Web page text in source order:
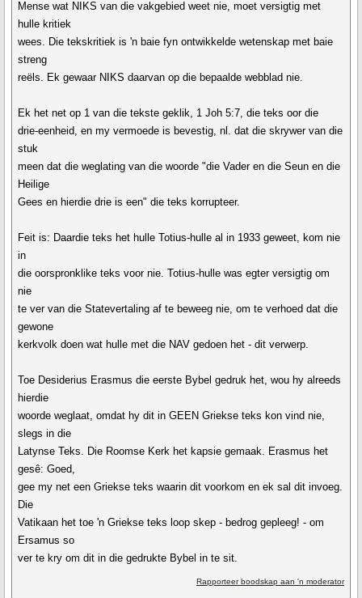
Mense wat NIKS van die vakgebied weet nie, moet versigtig met
hulle kritiek
wees. Die tekskritiek is 'n baie fyn ontwikkelde wetenskap met baie
streng
reëls. Ek gewaar NIKS daarvan op die bepaalde webblad nie.
Ek het net op 1 van die tekste geklik, 1 Joh 5:7, die teks oor die
drie-eenheid, en my vermoede is bevestig, nl. dat die skrywer van die
stuk
meen dat die weglating van die woorde "die Vader en die Seun en die
Heilige
Gees en hierdie drie is een" die teks korrupteer.
Feit is: Daardie teks het hulle Totius-hulle al in 1933 geweet, kom nie
in
die oorspronklike teks voor nie. Totius-hulle was egter versigtig om
nie
te ver van die Statevertaling af te beweeg nie, om te verhoed dat die
gewone
kerkvolk doen wat hulle met die NAV gedoen het - dit verwerp.
Toe Desiderius Erasmus die eerste Bybel gedruk het, wou hy alreeds
hierdie
woorde weglaat, omdat hy dit in GEEN Griekse teks kon vind nie,
slegs in die
Latynse Teks. Die Roomse Kerk het kapsie gemaak. Erasmus het
gesê: Goed,
gee my net een Griekse teks waarin dit voorkom en ek sal dit invoeg.
Die
Vatikaan het toe 'n Griekse teks loop skep - bedrog gepleeg! - om
Ersamus so
ver te kry om dit in die gedrukte Bybel in te sit.
Rapporteer boodskap aan 'n moderator